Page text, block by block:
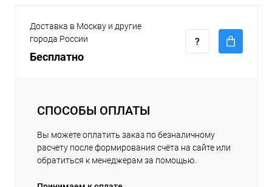
Доставка в Москву и другие
города России
Бесплатно
СПОСОБЫ ОПЛАТЫ
Вы можете оплатить заказ по безналичному
расчету после формирования счёта на сайте или
обратиться к менеджерам за помощью.